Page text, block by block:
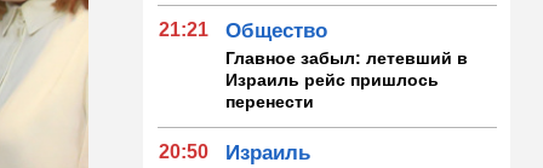
21:21 Общество
Главное забыл: летевший в
Израиль рейс пришлось
перенести
20:50 Израиль